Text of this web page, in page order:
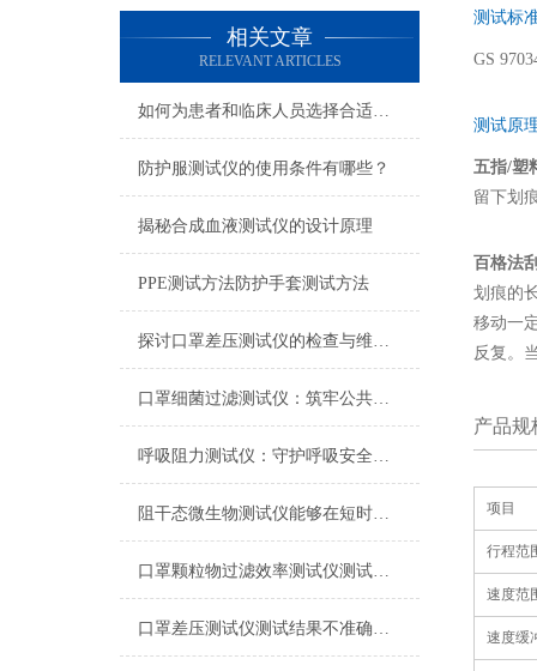
相关文章
RELEVANT ARTICLES
如何为患者和临床人员选择合适的医用fanghufu
防护服测试仪的使用条件有哪些？
揭秘合成血液测试仪的设计原理
PPE测试方法防护手套测试方法
探讨口罩差压测试仪的检查与维护工作
口罩细菌过滤测试仪：筑牢公共卫生防线的精密“守门员”
呼吸阻力测试仪：守护呼吸安全的“生命线”标尺
阻干态微生物测试仪能够在短时间内对样品进行快速检测
口罩颗粒物过滤效率测试仪测试原理时什么
口罩差压测试仪测试结果不准确怎么解决
测试标
GS
测试原
五指/塑
留下划
百格法
划痕的
移动一
反复。
产品规
项目
行程范
速度范
速度缓